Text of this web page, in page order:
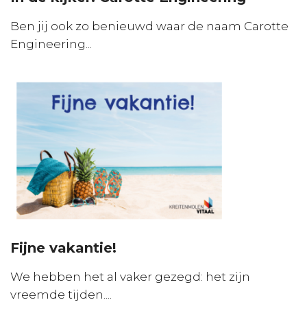
Ben jij ook zo benieuwd waar de naam Carotte
Engineering...
Fijne vakantie!
We hebben het al vaker gezegd: het zijn
vreemde tijden....